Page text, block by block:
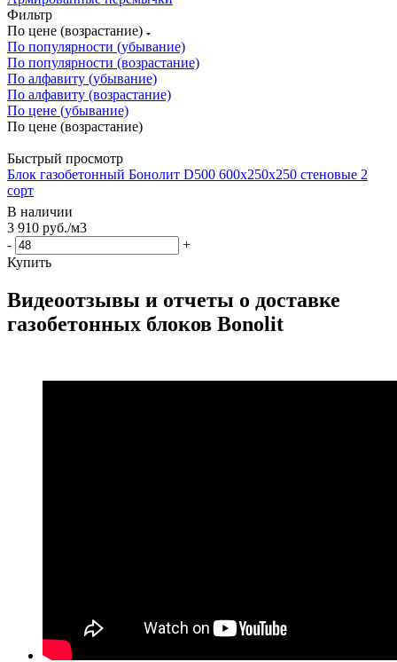
Фильтр
По цене (возрастание)
По популярности (убывание)
По популярности (возрастание)
По алфавиту (убывание)
По алфавиту (возрастание)
По цене (убывание)
По цене (возрастание)
Быстрый просмотр
Блок газобетонный Бонолит D500 600х250х250 стеновые 2
сорт
В наличии
3 910 руб./м3
-
+
Купить
Видеоотзывы и отчеты о доставке
газобетонных блоков Bonolit